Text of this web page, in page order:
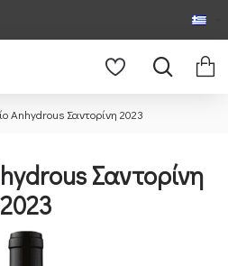
Anhydrous Σαντορίνη 2023
Σαντορίνη
2023